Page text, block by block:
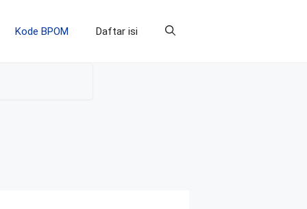
Kode BPOM Daftar isi